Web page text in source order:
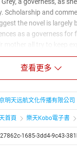
Scholarship and
the novel is largely
as a governess for
is frustrated that
and to earn money,
Eventually, she
her parents' permission.
to Wellwood house
choice of central
and abuse of
and ideas of empathy.
查看更多
明天远航文化传播有限公司
首頁 樂天Kobo電子書
1685-3dd4-9c43-